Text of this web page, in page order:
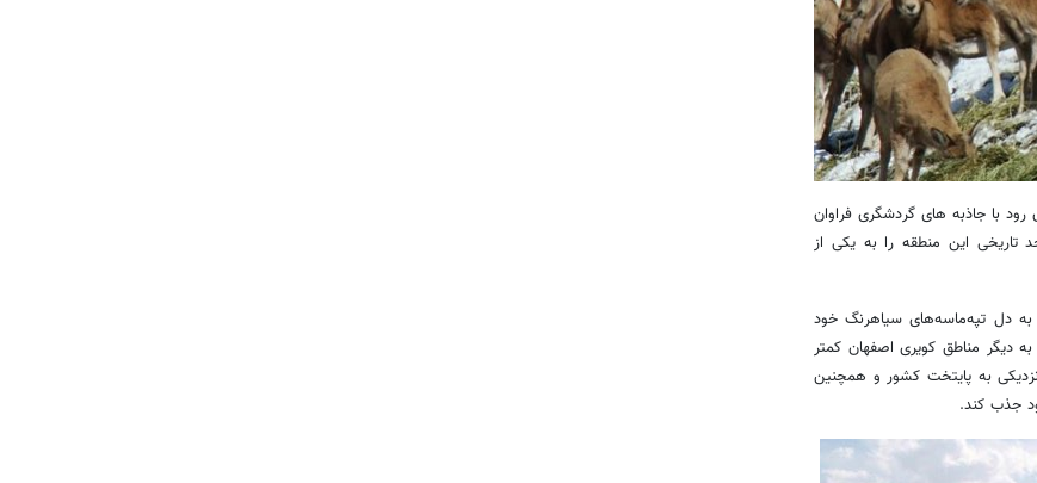
با جاذبه های گردشگری فراوان
تاریخی این منطقه را به یکی از
به دل تپه‌ماسه‌های سیاهرنگ خود
دیگر مناطق کویری اصفهان کمتر
به پایتخت کشور و همچنین
جذب کند.